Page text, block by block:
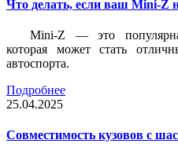
Что делать, если ваш Mini-Z
Mini-Z — это
которая может стать
автоспорта.
Подробнее
25.04.2025
Совместимость кузовов с